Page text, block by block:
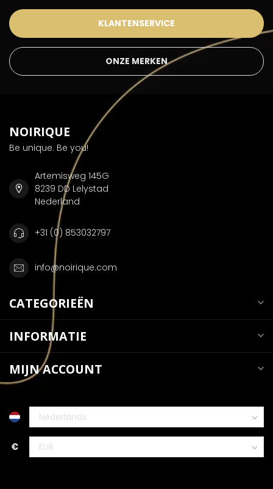
KLANTENSERVICE
ONZE MERKEN
NOIRIQUE
Be unique. Be you!
Artemisweg 145G
8239 DD Lelystad
Nederland
+31 (0) 853032797
info@noirique.com
CATEGORIEËN
INFORMATIE
MIJN ACCOUNT
€